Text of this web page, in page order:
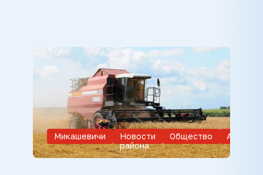
Микашевичи
Новости
района
Общество